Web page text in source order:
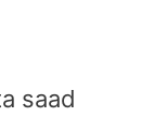
saad